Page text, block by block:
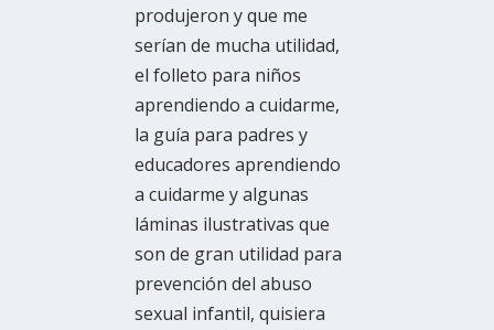
produjeron y que me
serían de mucha utilidad,
el folleto para niños
aprendiendo a cuidarme,
la guía para padres y
educadores aprendiendo
a cuidarme y algunas
láminas ilustrativas que
son de gran utilidad para
prevención del abuso
sexual infantil, quisiera